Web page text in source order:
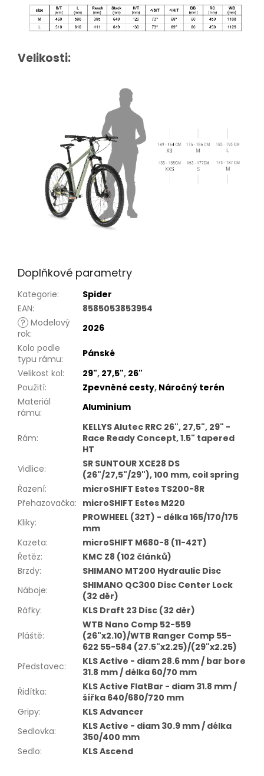
Velikosti:
Doplňkové parametry
Kategorie:
Spider
EAN:
8585053853954
? Modelový
rok:
2026
Kolo podle
typu rámu:
Pánské
Velikost kol: 29", 27,5", 26"
Použití: Zpevněné cesty, Náročný terén
Materiál
rámu: Aluminium
Rám:
KELLYS Alutec RRC 26", 27,5", 29" -
Race Ready Concept, 1.5" tapered
HT
Vidlice:
SR SUNTOUR XCE28 DS
(26"/27,5"/29"), 100 mm, coil spring
Řazení:
microSHIFT Estes TS200-8R
Přehazovačka: microSHIFT Estes M220
Kliky:
PROWHEEL (32T) - délka 165/170/175
mm
Kazeta:
microSHIFT M680-8 (11-42T)
Řetěz:
KMC Z8 (102 článků)
Brzdy:
SHIMANO MT200 Hydraulic Disc
Náboje:
SHIMANO QC300 Disc Center Lock
(32 děr)
Ráfky: KLS Draft 23 Disc (32 děr)
Pláště:
WTB Nano Comp 52-559
(26"x2.10)/WTB Ranger Comp 55-
622 55-584 (27.5"x2.25)/(29"x2.25)
Představec:
KLS Active - diam 28.6 mm / bar bore
31.8 mm / délka 60/70 mm
Řidítka:
KLS Active FlatBar - diam 31.8 mm /
šířka 640/680/720 mm
Gripy:
KLS Advancer
Sedlovka:
KLS Active - diam 30.9 mm / délka
350/400 mm
Sedlo: KLS Ascend